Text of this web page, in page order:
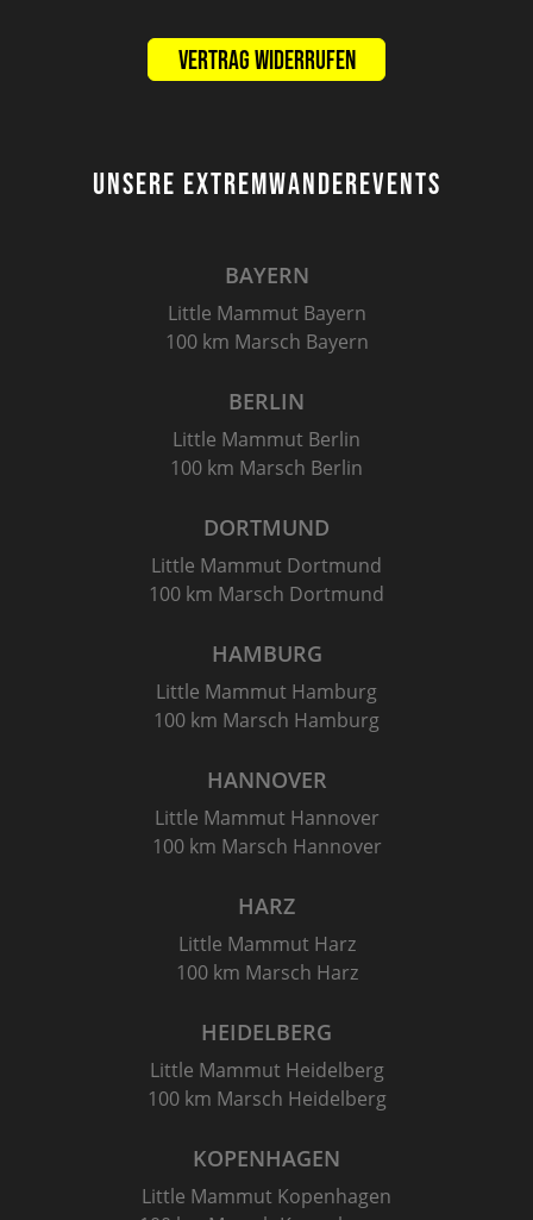
Vertrag widerrufen
UNSERE EXTREMWANDEREVENTS
BAYERN
Little Mammut Bayern
100 km Marsch Bayern
BERLIN
Little Mammut Berlin
100 km Marsch Berlin
DORTMUND
Little Mammut Dortmund
100 km Marsch Dortmund
HAMBURG
Little Mammut Hamburg
100 km Marsch Hamburg
HANNOVER
Little Mammut Hannover
100 km Marsch Hannover
HARZ
Little Mammut Harz
100 km Marsch Harz
HEIDELBERG
Little Mammut Heidelberg
100 km Marsch Heidelberg
KOPENHAGEN
Little Mammut Kopenhagen